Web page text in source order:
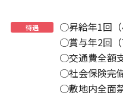
待遇
○昇給年1回（
○賞与年2回（
○交通費全額
○社会保険完
○敷地内全面